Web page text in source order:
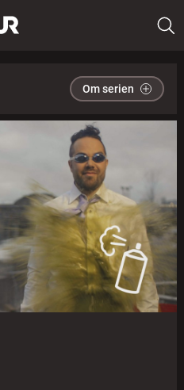
Om serien